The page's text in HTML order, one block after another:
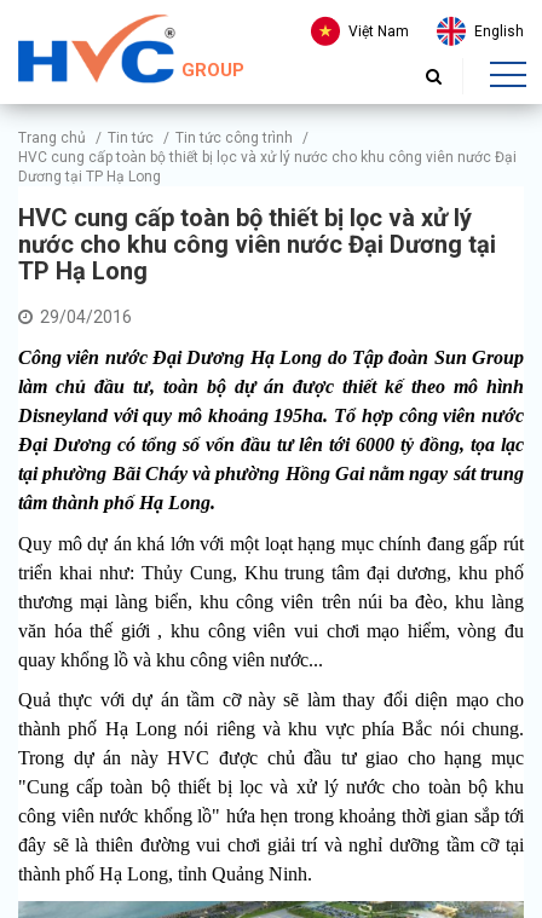
GROUP
Việt Nam English
Trang chủ / Tin tức / Tin tức công trình
/
HVC cung cấp toàn bộ thiết bị lọc và xử lý nước cho khu công viên nước Đại
Dương tại TP Hạ Long
HVC cung cấp toàn bộ thiết bị lọc và xử lý
nước cho khu công viên nước Đại Dương tại
TP Hạ Long
29/04/2016
Công viên nước Đại Dương Hạ Long do Tập đoàn Sun Group
làm chủ đầu tư, toàn bộ dự án được thiết kế theo mô hình
Disneyland với quy mô khoảng 195ha. Tổ hợp công viên nước
Đại Dương có tổng số vốn đầu tư lên tới 6000 tỷ đồng, tọa lạc
tại phường Bãi Cháy và phường Hồng Gai nằm ngay sát trung
tâm thành phố Hạ Long.
Quy mô dự án khá lớn với một loạt hạng mục chính đang gấp rút
triển khai như: Thủy Cung, Khu trung tâm đại dương, khu phố
thương mại làng biển, khu công viên trên núi ba đèo, khu làng
văn hóa thế giới , khu công viên vui chơi mạo hiểm, vòng đu
quay khổng lồ và khu công viên nước...
Quả thực với dự án tầm cỡ này sẽ làm thay đổi diện mạo cho
thành phố Hạ Long nói riêng và khu vực phía Bắc nói chung.
Trong dự án này HVC được chủ đầu tư giao cho hạng mục
"Cung cấp toàn bộ thiết bị lọc và xử lý nước cho toàn bộ khu
công viên nước khổng lồ" hứa hẹn trong khoảng thời gian sắp tới
đây sẽ là thiên đường vui chơi giải trí và nghỉ dưỡng tầm cỡ tại
thành phố Hạ Long, tỉnh Quảng Ninh.